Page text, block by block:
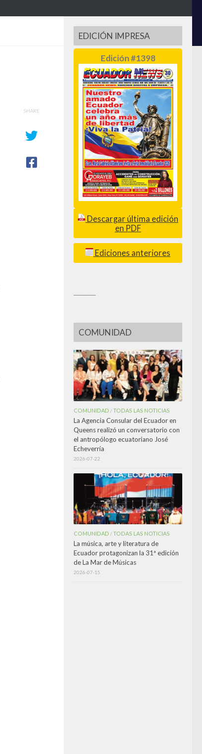
SHARE
EDICIÓN IMPRESA
Edición #1398
Descargar última edición
en PDF
Ediciones anteriores
COMUNIDAD
COMUNIDAD /TODAS LAS NOTICIAS
La Agencia Consular del Ecuador en
Queens realizó un conversatorio con
el antropólogo ecuatoriano José
Echeverría
2026-07-22
COMUNIDAD /TODAS LAS NOTICIAS
La música, arte y literatura de
Ecuador protagonizan la 31ª edición
de La Mar de Músicas
2026-07-15